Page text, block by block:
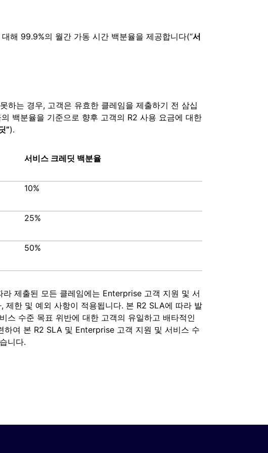
해 99.9%의 월간 가동 시간 백분율을 제공합니다(“서
하는 경우, 고객은 유효한 클레임을 제출하기 전 삼십
백분율을 기준으로 향후 고객의 R2 사용 요금에 대한
”).
서비스 크레딧 백분율
10%
25%
50%
제출된 모든 클레임에는 Enterprise 고객 지원 및 서
제한 및 예외 사항이 적용됩니다. 본 R2 SLA에 따라 발
스 수준 목표 위반에 대한 고객의 유일하고 배타적인
하여 본 R2 SLA 및 Enterprise 고객 지원 및 서비스 수
니다.